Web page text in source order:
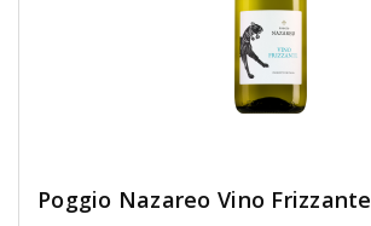
Poggio Nazareo Vino Frizzante